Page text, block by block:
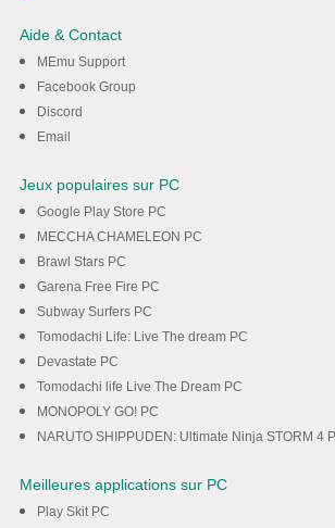
Better Routeplanner
sur votre
Aide & Contact
MEmu Support
Facebook Group
Discord
Email
Jeux populaires sur PC
Google Play Store PC
MECCHA CHAMELEON PC
Brawl Stars PC
Garena Free Fire PC
Subway Surfers PC
Tomodachi Life: Live The dream PC
Devastate PC
Tomodachi life Live The Dream PC
MONOPOLY GO! PC
NARUTO SHIPPUDEN: Ultimate Ninja STORM 4
Meilleures applications sur PC
Play Skit PC